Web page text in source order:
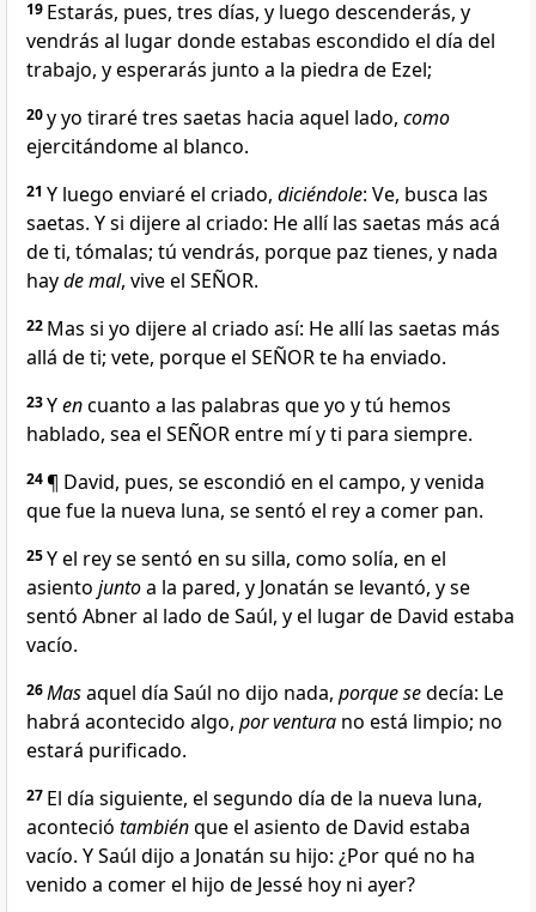
19 Estarás, pues, tres días, y luego descenderás, y
vendrás al lugar donde estabas escondido el día del
trabajo, y esperarás junto a la piedra de Ezel;
20y yo tiraré tres saetas hacia aquel lado, como
ejercitándome al blanco.
21 Y luego enviaré el criado, diciéndole: Ve, busca las
saetas. Y si dijere al criado: He allí las saetas más acá
de ti, tómalas; tú vendrás, porque paz tienes, y nada
hayde mal, vive el SEÑOR.
22 Mas si yo dijere al criado así: He allí las saetas más
allá de ti; vete, porque el SEÑOR te ha enviado.
23Yencuanto a las palabras que yo y tú hemos
hablado, sea el SEÑOR entre mí y ti para siempre.
24¶ David, pues, se escondió en el campo, y venida
que fue la nueva luna, se sentó el rey a comer pan.
25Y el rey se sentó en su silla, como solía, en el
asiento juntoa la pared, y Jonatán se levantó, y se
sentó Abner al lado de Saúl, y el lugar de David estaba
vacío.
26Masaquel día Saúl no dijo nada, porque sedecía: Le
habrá acontecido algo, por ventura no está limpio; no
estará purificado.
27 El día siguiente, el segundo día de la nueva luna,
aconteció tambiénque el asiento de David estaba
vacío. Y Saúl dijo a Jonatán su hijo: ¿Por qué no ha
venido a comer el hijo de Jessé hoy ni ayer?